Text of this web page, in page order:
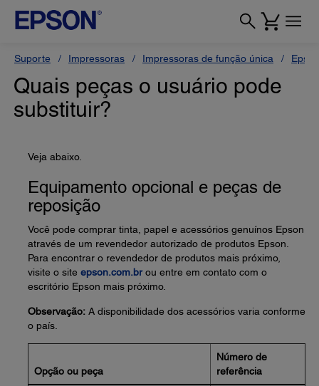
Suporte Impressoras Impressoras de função única
Quais peças o usuário pode
substituir?
Veja abaixo.
Equipamento opcional e peças de
reposição
Você pode comprar tinta, papel e acessórios genuínos Epson
através de um revendedor autorizado de produtos Epson.
Para encontrar o revendedor de produtos mais próximo,
visite o site epson.com.brou entre em contato com o
escritório Epson mais próximo.
Observação: A disponibilidade dos acessórios varia conforme
o país.
Opção ou peça
Número de
referência